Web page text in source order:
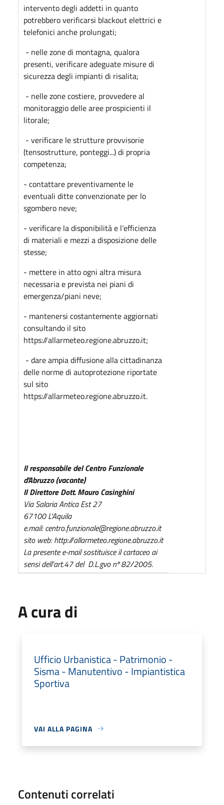
intervento degli addetti in quanto
potrebbero verificarsi blackout elettrici e
telefonici anche prolungati;
- nelle zone di montagna, qualora
presenti, verificare adeguate misure di
sicurezza degli impianti di risalita;
- nelle zone costiere, provvedere al
monitoraggio delle aree prospicienti il
litorale;
- verificare le strutture provvisorie
(tensostrutture, ponteggi...) di propria
competenza;
- contattare preventivamente le
eventuali ditte convenzionate per lo
sgombero neve;
- verificare la disponibilità e l’efficienza
di materiali e mezzi a disposizione delle
stesse;
- mettere in atto ogni altra misura
necessaria e prevista nei piani di
emergenza/piani neve;
- mantenersi costantemente aggiornati
consultando il sito
https://allarmeteo.regione.abruzzo.it;
- dare ampia diffusione alla cittadinanza
delle norme di autoprotezione riportate
sul sito
https://allarmeteo.regione.abruzzo.it.
Il responsabile del Centro Funzionale
d'Abruzzo (vacante)
Il Direttore Dott. Mauro Casinghini
Via Salaria Antica Est 27
67100 L'Aquila
e.mail: centro.funzionale@regione.abruzzo.it
sito web: http://allarmeteo.regione.abruzzo.it
La presente e-mail sostituisce il cartaceo ai
sensi dell'art.47 del D.L.gvo nº 82/2005.
A cura di
Ufficio Urbanistica - Patrimonio -
Sisma - Manutentivo - Impiantistica
Sportiva
VAI ALLA PAGINA
Contenuti correlati